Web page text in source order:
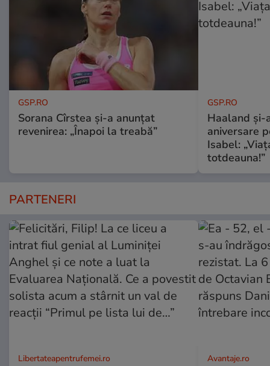
GSP.RO
Sorana Cîrstea și-a anunțat
revenirea: „Înapoi la treabă”
GSP.RO
Haaland
aniversare
Isabel:
totdeauna!”
PARTENERI
Libertateapentrufemei.ro Avantaje.ro